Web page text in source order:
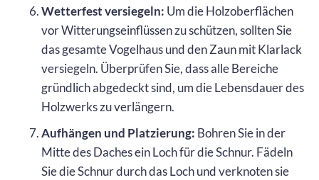
Wetterfest versiegeln: Um die Holzoberflächen
vor Witterungseinflüssen zu schützen, sollten Sie
das gesamte Vogelhaus und den Zaun mit Klarlack
versiegeln. Überprüfen Sie, dass alle Bereiche
gründlich abgedeckt sind, um die Lebensdauer des
Holzwerks zu verlängern.
Aufhängen und Platzierung: Bohren Sie in der
Mitte des Daches ein Loch für die Schnur. Fädeln
Sie die Schnur durch das Loch und verknoten sie